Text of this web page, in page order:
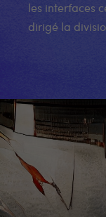
les interfaces
dirigé la